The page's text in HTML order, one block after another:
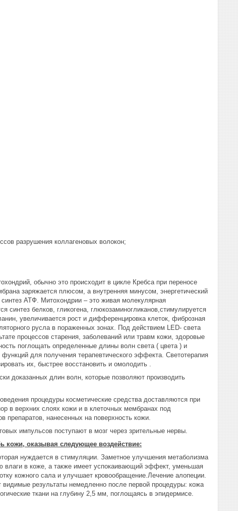
разрушения коллагеновых волокон;
обычно это происходит в цикле Кребса при переносе
заряжается плюсом, а внутренняя минусом, энергетический
АТФ. Митохондрии – это живая молекулярная
синтез белков, гликогена, глюкозаминогликанов,стимулируется
увеличивается рост и дифференцировка клеток, фиброзная
русла в пораженных зонах. Под действием LED- света
процессов старения, заболеваний или травм кожи, здоровые
поглощать определенные длины волн света ( цвета ) и
для получения терапевтического эффекта. Светотерапия
их, быстрее восстановить и омолодить .
доказанных длин волн, которые позволяют производить
процедуры косметические средства доставляются при
в верхних слоях кожи и в клеточных мембранах под
препаратов, нанесенных на поверхность кожи.
импульсов поступают в мозг через зрительные нервы.
кожи, оказывая следующее воздействие:
нуждается в стимуляции. Заметное улучшения метаболизма
влаги в коже, а также имеет успокаивающий эффект, уменьшая
кожного сала и улучшает кровообращение.Лечение алопеции.
результаты немедленно после первой процедуры: кожа
ткани на глубину 2,5 мм, поглощаясь в эпидермисе.